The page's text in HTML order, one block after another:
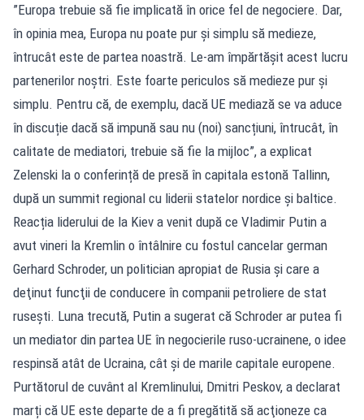
”Europa trebuie să fie implicată în orice fel de negociere. Dar,
în opinia mea, Europa nu poate pur și simplu să medieze,
întrucât este de partea noastră. Le-am împărtășit acest lucru
partenerilor noștri. Este foarte periculos să medieze pur și
simplu. Pentru că, de exemplu, dacă UE mediază se va aduce
în discuție dacă să impună sau nu (noi) sancțiuni, întrucât, în
calitate de mediatori, trebuie să fie la mijloc”, a explicat
Zelenski la o conferință de presă în capitala estonă Tallinn,
după un summit regional cu liderii statelor nordice și baltice.
Reacția liderului de la Kiev a venit după ce Vladimir Putin a
avut vineri la Kremlin o întâlnire cu fostul cancelar german
Gerhard Schroder, un politician apropiat de Rusia şi care a
deţinut funcţii de conducere în companii petroliere de stat
ruseşti. Luna trecută, Putin a sugerat că Schroder ar putea fi
un mediator din partea UE în negocierile ruso-ucrainene, o idee
respinsă atât de Ucraina, cât şi de marile capitale europene.
Purtătorul de cuvânt al Kremlinului, Dmitri Peskov, a declarat
marți că UE este departe de a fi pregătită să acţioneze ca